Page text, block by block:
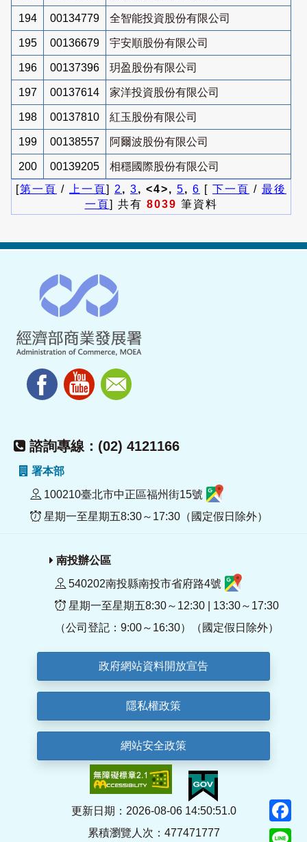
194 00134779 全智能投資股份有限公司
195 00136679 宇安順股份有限公司
196 00137396 玥盈股份有限公司
197 00137614 家洋投資股份有限公司
198 00137810 紅玉股份有限公司
199 00138557 阿爾波股份有限公司
200 00139205
相穩國際股份有限公司
[第一頁 / 上一頁] 2 , 3, <4>, 5, 6 [ 下一頁 / 最後
一頁] 共有 8039 筆資料
諮詢專線：(02) 4121166
署本部
100210臺北市中正區福州街15號
星期一至星期五8:30～17:30（國定假日除外）
南投辦公區
540202南投縣南投市省府路4號
星期一至星期五8:30～12:30 | 13:30～17:30
（公司登記：9:00～16:30）（國定假日除外）
政府網站資料開放宣告
隱私權政策
網站安全政策
更新日期：2026-08-06 14:50:51.0
累積瀏覽人次：477471777